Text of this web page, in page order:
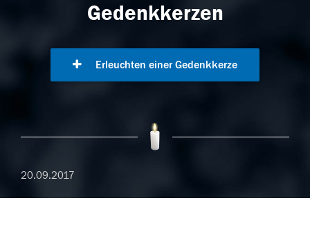
Gedenkkerzen
Erleuchten einer Gedenkkerze
20.09.2017